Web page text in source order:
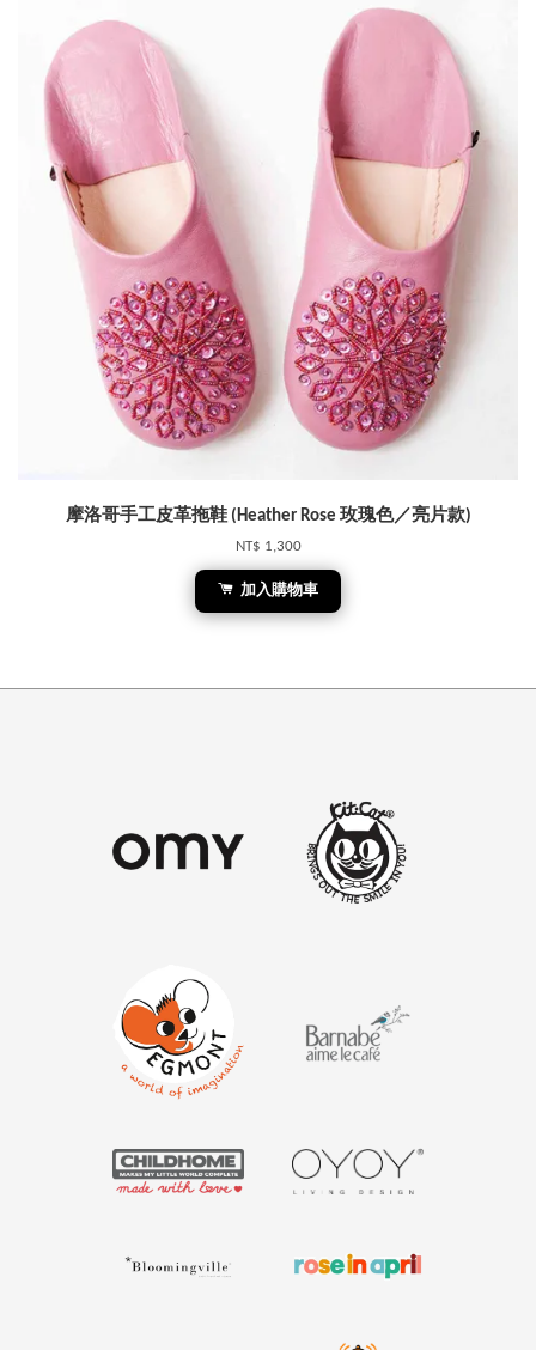
摩洛哥手工皮革拖鞋 (Heather Rose 玫瑰色／亮片款)
NT$ 1,300
加入購物車